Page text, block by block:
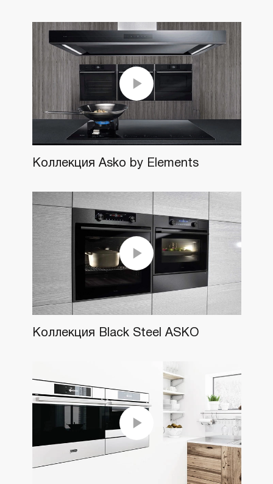
Коллекция Asko by Elements
Коллекция Black Steel ASKO